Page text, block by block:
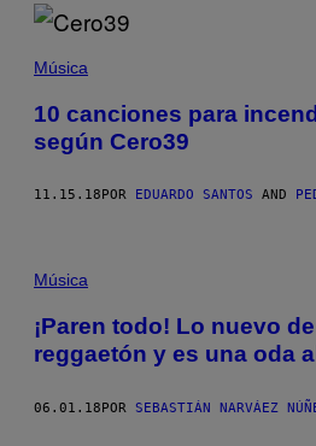
Música
10 canciones para
según Cero39
11.15.18 POR EDUARDO SANTOS AND
Música
¡Paren todo! Lo nuevo
reggaetón y es una oda
06.01.18POR SEBASTIÁN NARVÁEZ